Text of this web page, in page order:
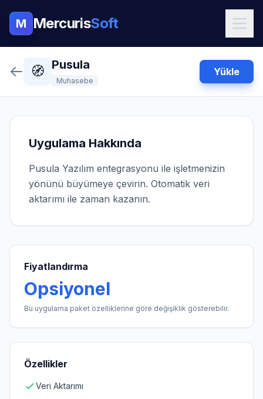
M MercurisSoft
🧭 Pusula
Muhasebe
Yükle
Uygulama Hakkında
Pusula Yazılım entegrasyonu ile işletmenizin
yönünü büyümeye çevirin. Otomatik veri
aktarımı ile zaman kazanın.
Fiyatlandırma
Opsiyonel
Bu uygulama paket özelliklerine göre değişiklik gösterebilir.
Özellikler
Veri Aktarımı